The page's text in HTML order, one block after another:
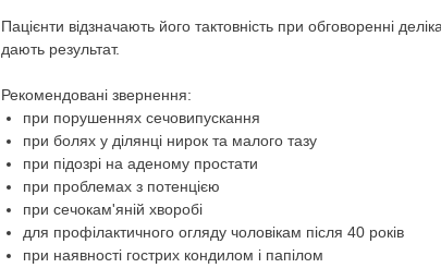
Пацієнти відзначають його тактовність при обговоренні
дають результат.
Рекомендовані звернення:
при порушеннях сечовипускання
при болях у ділянці нирок та малого тазу
при підозрі на аденому простати
при проблемах з потенцією
при сечокам'яній хворобі
для профілактичного огляду чоловікам після 40 років
при наявності гострих кондилом і папілом